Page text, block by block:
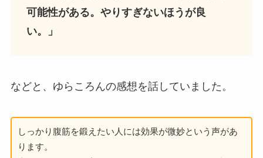
可能性がある。やりすぎないほうが良
い。」
などと、ゆらころんの感想を話していました。
しっかり腹筋を鍛えたい人には効果が微妙という声があ
ります。